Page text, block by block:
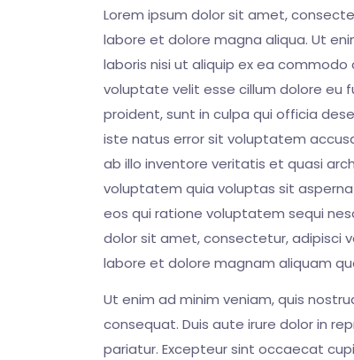
Lorem ipsum dolor sit amet,
labore et dolore magna aliqua. Ut
laboris nisi ut aliquip ex ea
voluptate velit esse cillum dolore eu
proident, sunt in culpa qui officia
iste natus error sit voluptatem
ab illo inventore veritatis et quasi
voluptatem quia voluptas sit
eos qui ratione voluptatem sequi
dolor sit amet, consectetur, adipisci
labore et dolore magnam aliquam
Ut enim ad minim veniam, quis
consequat. Duis aute irure dolor in
pariatur. Excepteur sint occaecat